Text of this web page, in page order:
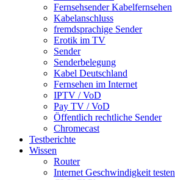
Fernsehsender Kabelfernsehen
Kabelanschluss
fremdsprachige Sender
Erotik im TV
Sender
Senderbelegung
Kabel Deutschland
Fernsehen im Internet
IPTV / VoD
Pay TV / VoD
Öffentlich rechtliche Sender
Chromecast
Testberichte
Wissen
Router
Internet Geschwindigkeit testen